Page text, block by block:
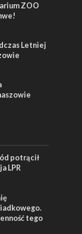
ZOO
Letniej
potrącił
LPR
tego